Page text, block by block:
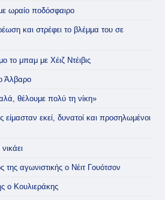
ωραίο ποδόσφαιρο
και στρέφει το βλέμμα του σε
το μπαμ με Χέιζ Ντέιβις
Άλβαρο
θέλουμε πολύ τη νίκη»
εκεί, δυνατοί και προσηλωμένοι
αγωνιστικής ο Νέιτ Γουότσον
ο Κουλιεράκης